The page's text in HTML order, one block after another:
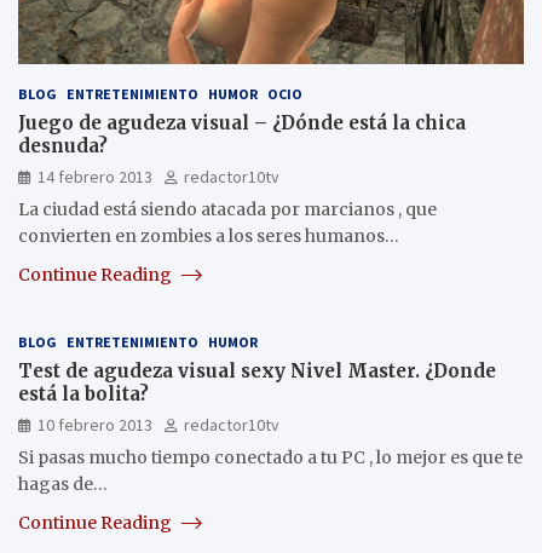
BLOG ENTRETENIMIENTO HUMOR OCIO
Juego de agudeza visual – ¿Dónde está la chica
desnuda?
14 febrero 2013
redactor10tv
La ciudad está siendo atacada por marcianos , que
convierten en zombies a los seres humanos…
Continue Reading
BLOG ENTRETENIMIENTO HUMOR
Test de agudeza visual sexy Nivel Master. ¿Donde
está la bolita?
10 febrero 2013
redactor10tv
Si pasas mucho tiempo conectado a tu PC , lo mejor es que te
hagas de…
Continue Reading